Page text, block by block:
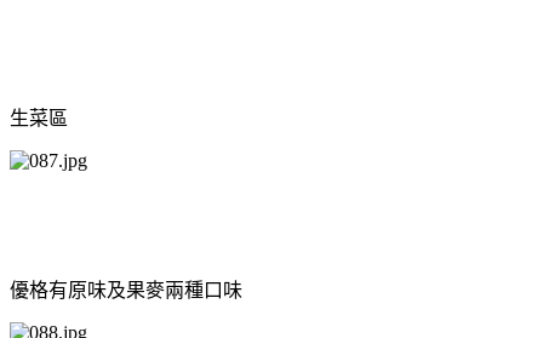
生菜區
優格有原味及果麥兩種口味